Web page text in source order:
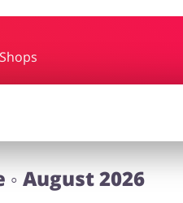
Shops
August 2026